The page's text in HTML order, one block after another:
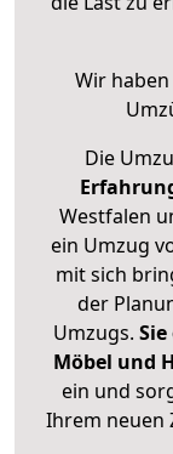
Wir
Die
Westfalen
ein Umzug
mit sich
der
Umzugs.
Möbel und
ein und
Ihrem neuen